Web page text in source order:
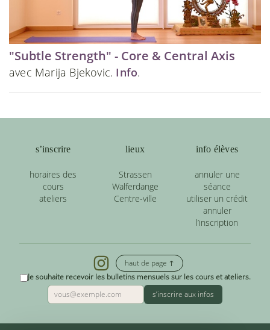
"Subtle Strength" - Core & Central Axis
avec Marija Bjekovic. Info.
s’inscrire
horaires des
cours
ateliers
lieux
Strassen
Walferdange
Centre-ville
info élèves
annuler une
séance
utiliser un crédit
annuler
l’inscription
haut de page ↑
Je souhaite recevoir les bulletins mensuels sur les cours et ateliers.
s’inscrire aux infos